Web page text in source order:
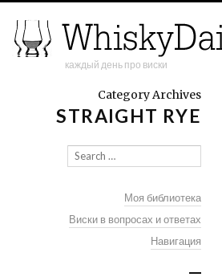
каждый день про виски
Category Archives
STRAIGHT RYE
Моя библиотека
Виски в вопросах и ответах
Навигация